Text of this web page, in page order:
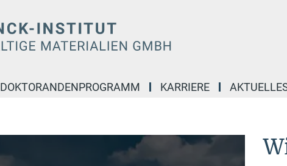
DOKTORANDENPROGRAMM KARRIERE